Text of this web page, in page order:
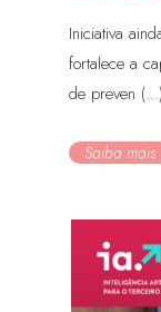
Iniciativa
fortalece a
de preven (...)
Saiba mais